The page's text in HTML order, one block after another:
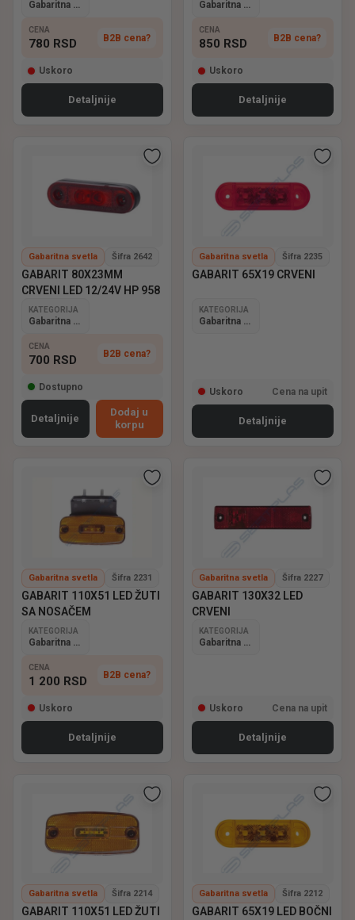
Gabaritna svetla
CENA
780 RSD B2B cena?
Uskoro
Detaljnije
Gabaritna svetla
CENA
850 RSD B2B cena?
Uskoro
Detaljnije
Gabaritna svetla Šifra 2642
GABARIT 80X23MM
CRVENI LED 12/24V HP 958
KATEGORIJA
Gabaritna svetla
CENA
700 RSD B2B cena?
Dostupno
Detaljnije
Dodaj u
korpu
Gabaritna svetla Šifra 2235
GABARIT 65X19 CRVENI
KATEGORIJA
Gabaritna svetla
Uskoro Cena na upit
Detaljnije
Gabaritna svetla Šifra 2231
GABARIT 110X51 LED ŽUTI
SA NOSAČEM
KATEGORIJA
CENA
1 200 RSD B2B cena?
Uskoro
Detaljnije
Gabaritna svetla Šifra 2227
GABARIT 130X32 LED
CRVENI
KATEGORIJA
Uskoro Cena na upit
Detaljnije
Gabaritna svetla Šifra 2214
GABARIT 110X51 LED ŽUTI
Gabaritna svetla Šifra 2212
GABARIT 65X19 LED BOČNI